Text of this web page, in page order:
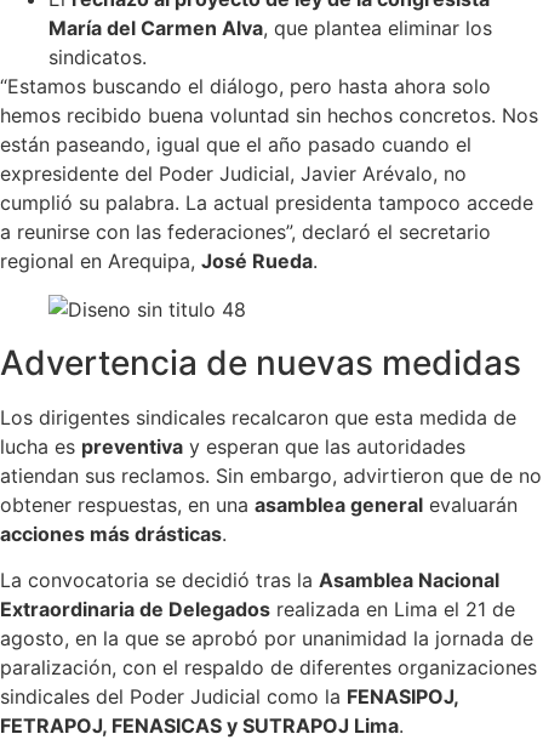
María del Carmen Alva, que plantea eliminar los
sindicatos.
“Estamos buscando el diálogo, pero hasta ahora solo
hemos recibido buena voluntad sin hechos concretos. Nos
están paseando, igual que el año pasado cuando el
expresidente del Poder Judicial, Javier Arévalo, no
cumplió su palabra. La actual presidenta tampoco accede
a reunirse con las federaciones”, declaró el secretario
regional en Arequipa, José Rueda.
Advertencia de nuevas medidas
Los dirigentes sindicales recalcaron que esta medida de
lucha es preventiva y esperan que las autoridades
atiendan sus reclamos. Sin embargo, advirtieron que de no
obtener respuestas, en una asamblea general evaluarán
acciones más drásticas.
La convocatoria se decidió tras la Asamblea Nacional
Extraordinaria de Delegados realizada en Lima el 21 de
agosto, en la que se aprobó por unanimidad la jornada de
paralización, con el respaldo de diferentes organizaciones
sindicales del Poder Judicial como la FENASIPOJ,
FETRAPOJ, FENASICAS y SUTRAPOJ Lima.